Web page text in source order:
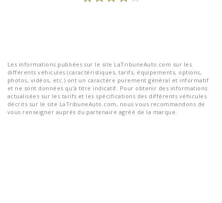
Les informations publiées sur le site LaTribuneAuto.com sur les
différents véhicules (caractéristiques, tarifs, équipements, options,
photos, vidéos, etc.) ont un caractère purement général et informatif
et ne sont données qu'à titre indicatif. Pour obtenir des informations
actualisées sur les tarifs et les spécifications des différents véhicules
décrits sur le site LaTribuneAuto.com, nous vous recommandons de
vous renseigner auprès du partenaire agréé de la marque.